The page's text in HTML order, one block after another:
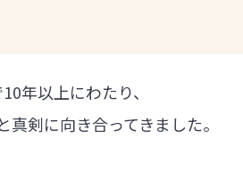
年以上にわたり、
剣に向き合ってきました。